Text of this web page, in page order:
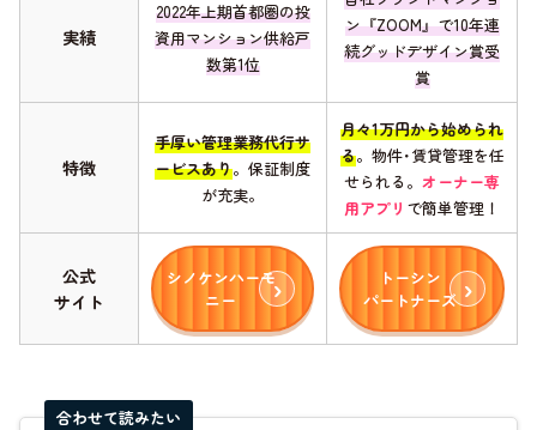
実績
2022年上期首都圏の投
資用マンション供給戸
数第1位
ン『ZOOM』で10年連
続グッドデザイン賞受
賞
特徴
手厚い管理業務代行サ
ービスあり。保証制度
が充実。
月々1万円から始められ
る。物件･賃貸管理を任
せられる。 オーナー専
用アプリ で簡単管理！
公式
サイト
シノケンハーモ
ニー
トーシン
パートナーズ
合わせて読みたい